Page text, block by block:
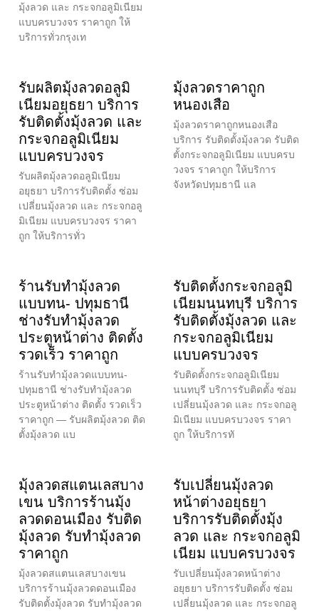
มุ้งลวด และ กระจกอลูมิเนียม
แบบครบวงจร ราคาถูก ให้
บริการทั่วกรุงเท
รับผลิตมุ้งลวดอลูมิ
เนียมอยุธยา บริการ
รับติดตั้งมุ้งลวด และ
กระจกอลูมิเนียม
แบบครบวงจร
รับผลิตมุ้งลวดอลูมิเนียม
อยุธยา บริการรับติดตั้ง ซ่อม
เปลี่ยนมุ้งลวด และ กระจกอลู
มิเนียม แบบครบวงจร ราคา
ถูก ให้บริการทั่ว
มุ้งลวดราคาถูก
หนองเสือ
มุ้งลวดราคาถูกหนองเสือ
บริการ รับติดตั้งมุ้งลวด รับติด
ตั้งกระจกอลูมิเนียม แบบครบ
วงจร ราคาถูก ให้บริการ
จังหวัดปทุมธานี แล
ร้านรับทำมุ้งลวด
แบบทน- ปทุมธานี
ช่างรับทำมุ้งลวด
ประตูหน้าต่าง ติดตั้ง
รวดเร็ว ราคาถูก
ร้านรับทำมุ้งลวดแบบทน-
ปทุมธานี ช่างรับทำมุ้งลวด
ประตูหน้าต่าง ติดตั้ง รวดเร็ว
ราคาถูก — รับผลิตมุ้งลวด ติด
ตั้งมุ้งลวด แบ
รับติดตั้งกระจกอลูมิ
เนียมนนทบุรี บริการ
รับติดตั้งมุ้งลวด และ
กระจกอลูมิเนียม
แบบครบวงจร
รับติดตั้งกระจกอลูมิเนียม
นนทบุรี บริการรับติดตั้ง ซ่อม
เปลี่ยนมุ้งลวด และ กระจกอลู
มิเนียม แบบครบวงจร ราคา
ถูก ให้บริการทั
มุ้งลวดสแตนเลสบาง
เขน บริการร้านมุ้ง
ลวดดอนเมือง รับติด
มุ้งลวด รับทำมุ้งลวด
ราคาถูก
มุ้งลวดสแตนเลสบางเขน
บริการร้านมุ้งลวดดอนเมือง
รับติดตั้งมุ้งลวด รับทำมุ้งลวด
รับเปลี่ยนมุ้งลวด
หน้าต่างอยุธยา
บริการรับติดตั้งมุ้ง
ลวด และ กระจกอลูมิ
เนียม แบบครบวงจร
รับเปลี่ยนมุ้งลวดหน้าต่าง
อยุธยา บริการรับติดตั้ง ซ่อม
เปลี่ยนมุ้งลวด และ กระจกอลู